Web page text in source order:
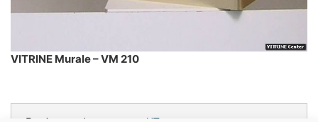
VITRINE Murale – VM 210